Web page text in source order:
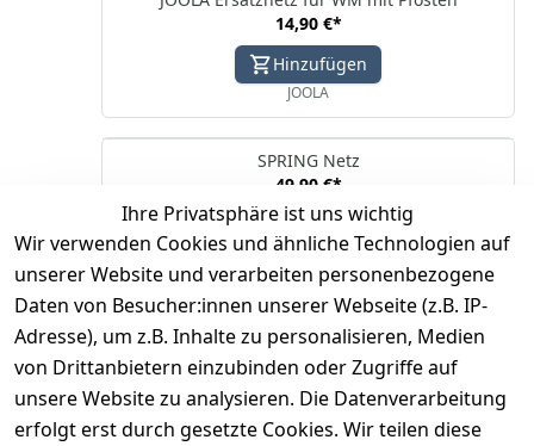
14,90 €*
Hinzufügen
JOOLA
SPRING Netz
49,90 €*
Hinzufügen
JOOLA
*inkl. ges. MwStzzgl. Versandkosten
1
Ihre Privatsphäre ist uns wichtig
Wir verwenden Cookies und ähnliche Technologien auf
unserer Website und verarbeiten personenbezogene
Daten von Besucher:innen unserer Webseite (z.B. IP-
Adresse), um z.B. Inhalte zu personalisieren, Medien
von Drittanbietern einzubinden oder Zugriffe auf
unsere Website zu analysieren. Die Datenverarbeitung
erfolgt erst durch gesetzte Cookies. Wir teilen diese